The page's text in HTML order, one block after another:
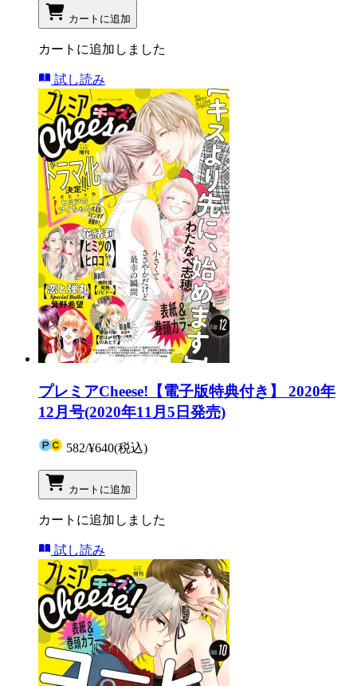
カートに追加
カートに追加しました
試し読み
プレミアCheese!【電子版特典付き】 2020年
12月号(2020年11月5日発売)
582/¥640(税込)
カートに追加
カートに追加しました
試し読み